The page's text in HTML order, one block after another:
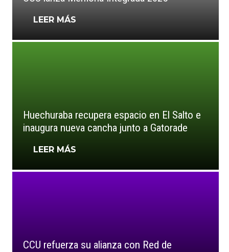
LEER MÁS
Huechuraba recupera espacio en El Salto e
inaugura nueva cancha junto a Gatorade
LEER MÁS
CCU refuerza su alianza con Red de